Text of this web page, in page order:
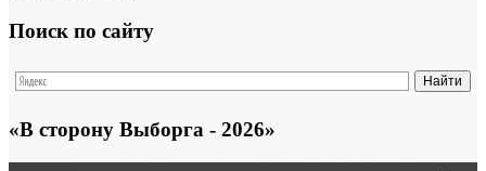
Поиск по сайту
«В сторону Выборга - 2026»